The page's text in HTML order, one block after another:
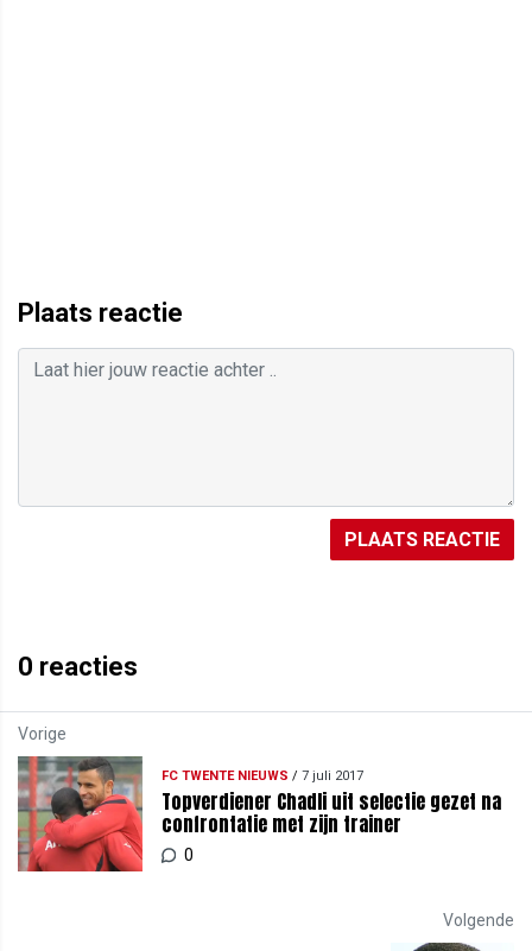
Plaats reactie
PLAATS REACTIE
0 reacties
Vorige
FC TWENTE NIEUWS / 7 juli 2017
Topverdiener Chadli uit selectie gezet na
confrontatie met zijn trainer
0
Volgende